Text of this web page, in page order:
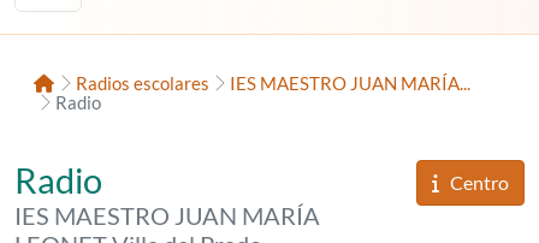
InicioRadios escolares
IES MAESTRO JUAN MARÍA...
Radio
del
Centro
«Onda Leonet»,
Radio
IES MAESTRO JUAN MARÍA